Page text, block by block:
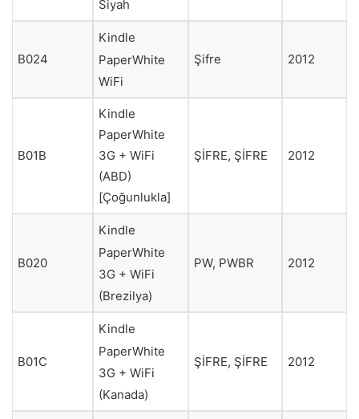
Siyah
B024
Kindle
PaperWhite
WiFi
Şifre 2012
B01B
Kindle
PaperWhite
3G + WiFi
(ABD)
[Çoğunlukla]
ŞİFRE, ŞİFRE 2012
B020
Kindle
PaperWhite
3G + WiFi
(Brezilya)
PW, PWBR 2012
B01C
Kindle
PaperWhite
3G + WiFi
(Kanada)
ŞİFRE, ŞİFRE 2012